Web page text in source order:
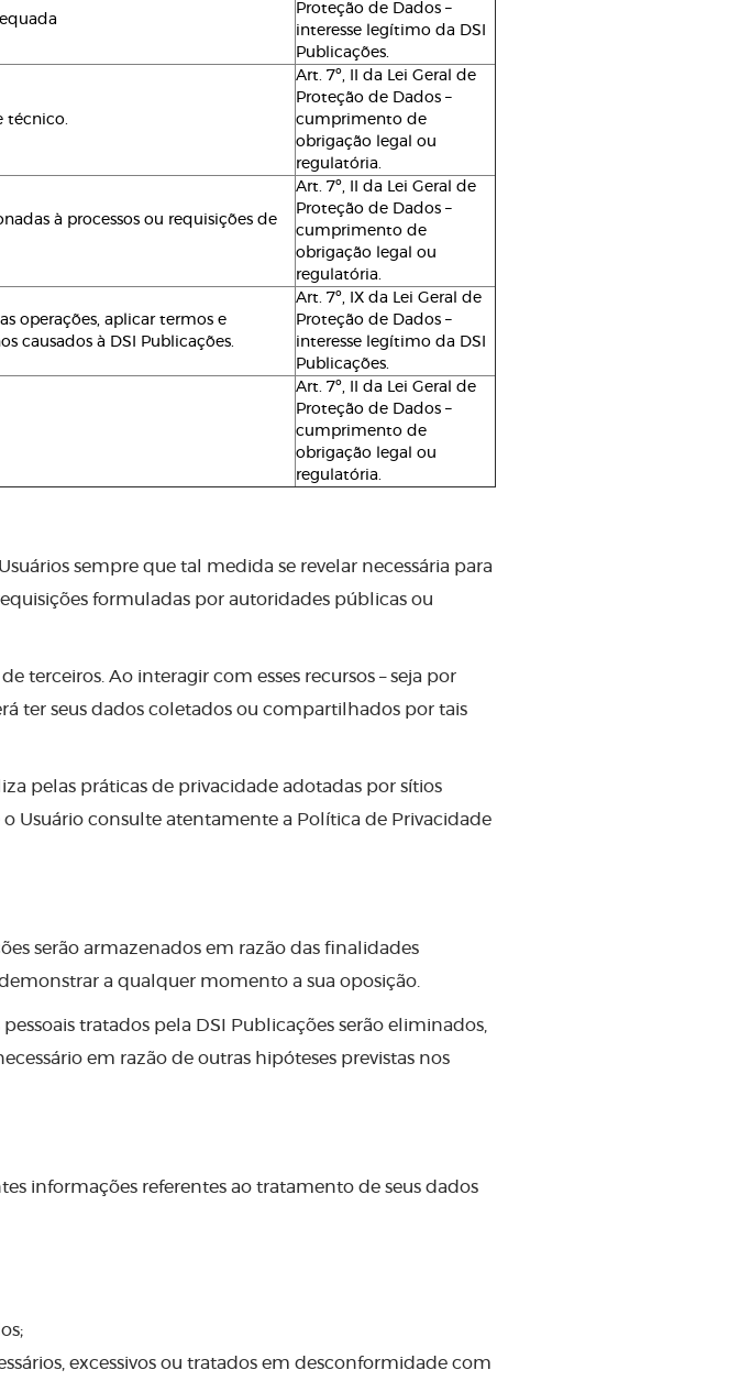
Proteção de Dados –
interesse legítimo da DSI
Publicações.
técnico.
Art. 7º, II da Lei Geral de
Proteção de Dados –
cumprimento de
obrigação legal ou
regulatória.
à processos ou requisições de
Art. 7º, II da Lei Geral de
Proteção de Dados –
cumprimento de
obrigação legal ou
regulatória.
operações, aplicar termos e
causados à DSI Publicações.
Art. 7º, IX da Lei Geral de
Proteção de Dados –
interesse legítimo da DSI
Publicações.
Art. 7º, II da Lei Geral de
Proteção de Dados –
cumprimento de
obrigação legal ou
regulatória.
sempre que tal medida se revelar necessária para
formuladas por autoridades públicas ou
terceiros. Ao interagir com esses recursos – seja por
ter seus dados coletados ou compartilhados por tais
pelas práticas de privacidade adotadas por sítios
Usuário consulte atentamente a Política de Privacidade
serão armazenados em razão das finalidades
a qualquer momento a sua oposição.
tratados pela DSI Publicações serão eliminados,
em razão de outras hipóteses previstas nos
informações referentes ao tratamento de seus dados
excessivos ou tratados em desconformidade com